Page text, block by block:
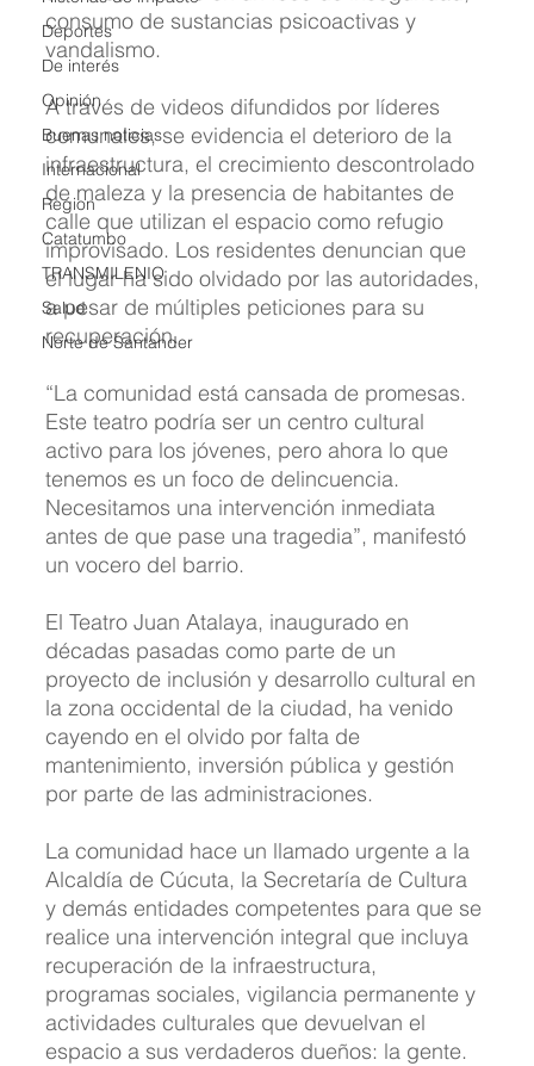
Deportes
De interés
Opinión
Buenas noticias
Internacional
Region
Catatumbo
TRANSMILENIO
Salud
Norte de Santander
consumo de sustancias psicoactivas y
vandalismo.
A través de videos difundidos por líderes
comunales, se evidencia el deterioro de la
infraestructura, el crecimiento descontrolado
de maleza y la presencia de habitantes de
calle que utilizan el espacio como refugio
improvisado. Los residentes denuncian que
el lugar ha sido olvidado por las autoridades,
a pesar de múltiples peticiones para su
recuperación.
“La comunidad está cansada de promesas.
Este teatro podría ser un centro cultural
activo para los jóvenes, pero ahora lo que
tenemos es un foco de delincuencia.
Necesitamos una intervención inmediata
antes de que pase una tragedia”, manifestó
un vocero del barrio.
El Teatro Juan Atalaya, inaugurado en
décadas pasadas como parte de un
proyecto de inclusión y desarrollo cultural en
la zona occidental de la ciudad, ha venido
cayendo en el olvido por falta de
mantenimiento, inversión pública y gestión
por parte de las administraciones.
La comunidad hace un llamado urgente a la
Alcaldía de Cúcuta, la Secretaría de Cultura
y demás entidades competentes para que se
realice una intervención integral que incluya
recuperación de la infraestructura,
programas sociales, vigilancia permanente y
actividades culturales que devuelvan el
espacio a sus verdaderos dueños: la gente.